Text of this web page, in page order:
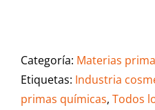
Categoría: Materias
Etiquetas: Industria
primas químicas, Todos